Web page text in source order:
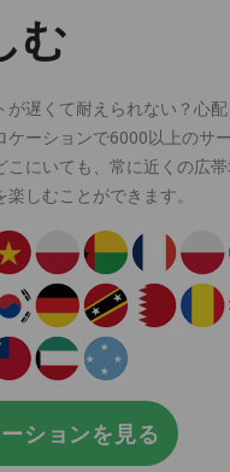
む
が遅くて耐えられない？心
ケーションで6000以上のサ
こにいても、常に近くの広
しむことができます。
ションを見る